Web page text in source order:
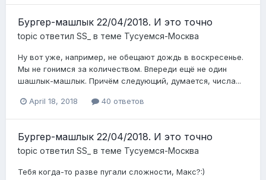
Бургер-машлык 22/04/2018. И это точно
topic ответил SS_ в теме Тусуемся-Москва
Ну вот уже, например, не обещают дождь в воскресенье.
Мы не гонимся за количеством. Впереди ещё не один
шашлык-машлык. Причём следующий, думается, числа...
April 18, 2018 40 ответов
Бургер-машлык 22/04/2018. И это точно
topic ответил SS_ в теме Тусуемся-Москва
Тебя когда-то разве пугали сложности, Макс?:)